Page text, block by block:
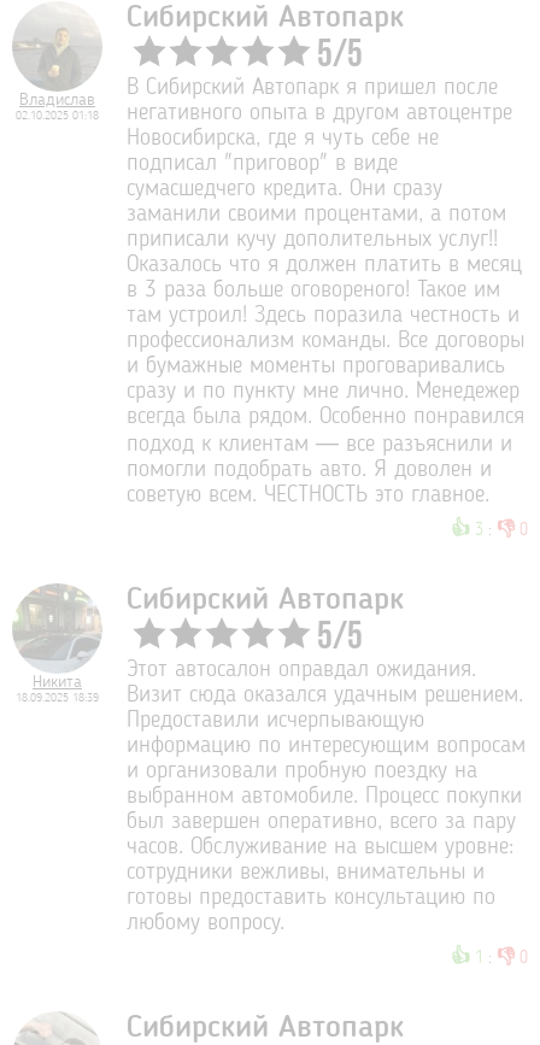
Владислав
02.10.2025 01:18
Сибирский Автопарк
5/5
В Сибирский Автопарк я пришел после
негативного опыта в другом автоцентре
Новосибирска, где я чуть себе не
подписал "приговор" в виде
сумасшедчего кредита. Они сразу
заманили своими процентами, а потом
приписали кучу дополительных услуг!!
Оказалось что я должен платить в месяц
в 3 раза больше оговореного! Такое им
там устроил! Здесь поразила честность и
профессионализм команды. Все договоры
и бумажные моменты проговаривались
сразу и по пункту мне лично. Менедежер
всегда была рядом. Особенно понравился
подход к клиентам — все разъяснили и
помогли подобрать авто. Я доволен и
советую всем. ЧЕСТНОСТЬ это главное.
👍 3 : 👎
Никита
18.09.2025 18:39
Сибирский Автопарк
5/5
Этот автосалон оправдал ожидания.
Визит сюда оказался удачным решением.
Предоставили исчерпывающую
информацию по интересующим вопросам
и организовали пробную поездку на
выбранном автомобиле. Процесс покупки
был завершен оперативно, всего за пару
часов. Обслуживание на высшем уровне:
сотрудники вежливы, внимательны и
готовы предоставить консультацию по
любому вопросу.
👍 1 : 👎
Сибирский Автопарк